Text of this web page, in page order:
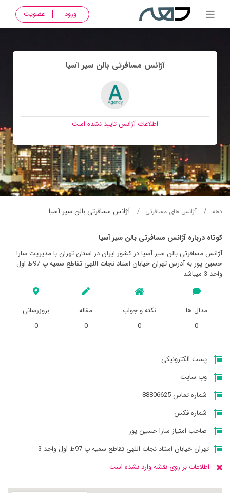
ورود عضویت
آژانس مسافرتی بالن سير آسيا
اطلاعات آژانس تایید نشده است
دهه آژانس های مسافرتی آژانس مسافرتی بالن سير آسيا
کوتاه درباره آژانس مسافرتی بالن سير آسيا
آژانس مسافرتی بالن سير آسيا در کشور ایران در استان تهران با مدیریت سارا
حسین پور به آدرس تهران خیابان استاد نجات اللهی تقاطع سمیه پ 97ط اول
واحد 3 میباشد
مدال ها
0
نکته و جواب
0
مقاله
0
بروزرسانی
0
پست الکترونیکی
وب سایت
شماره تماس 88806625
شماره فکس
صاحب امتیاز سارا حسین پور
تهران خیابان استاد نجات اللهی تقاطع سمیه پ 97ط اول واحد 3
اطلاعات بر روی نقشه وارد نشده است